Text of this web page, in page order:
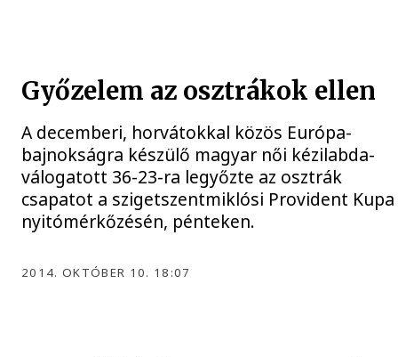
Győzelem az osztrákok ellen
A decemberi, horvátokkal közös Európa-
bajnokságra készülő magyar női kézilabda-
válogatott 36-23-ra legyőzte az osztrák
csapatot a szigetszentmiklósi Provident Kupa
nyitómérkőzésén, pénteken.
2014. OKTÓBER 10. 18:07